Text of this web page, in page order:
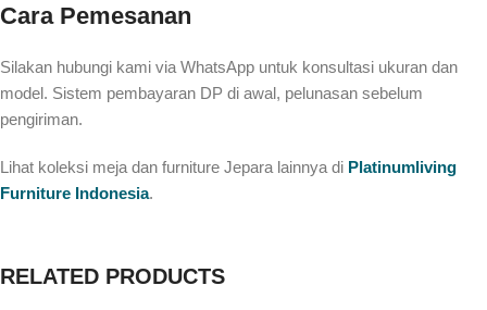
Cara Pemesanan
Silakan hubungi kami via WhatsApp untuk konsultasi ukuran dan
model. Sistem pembayaran DP di awal, pelunasan sebelum
pengiriman.
Lihat koleksi meja dan furniture Jepara lainnya di Platinumliving
Furniture Indonesia.
RELATED PRODUCTS